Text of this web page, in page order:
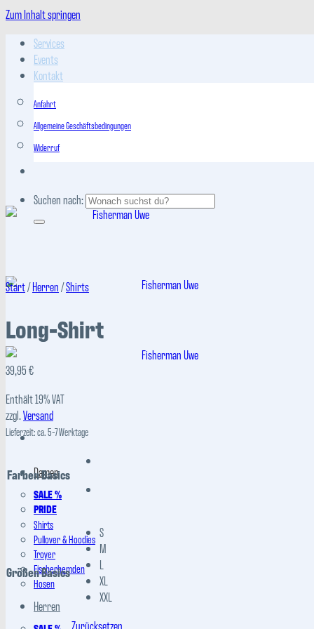
Zum Inhalt springen
Services
Events
Kontakt
Anfahrt
Allgemeine Geschäftsbedingungen
Widerruf
Suchen nach:
Damen
SALE %
PRIDE
Shirts
Pullover & Hoodies
Troyer
Fischerhemden
Hosen
Herren
Start/Herren/Shirts
Long-Shirt
39,95€
Enthält 19% VAT
zzgl.Versand
Lieferzeit: ca. 5-7 Werktage
Farben Basics
Größen Basics
S
M
L
XL
XXL
Zurücksetzen